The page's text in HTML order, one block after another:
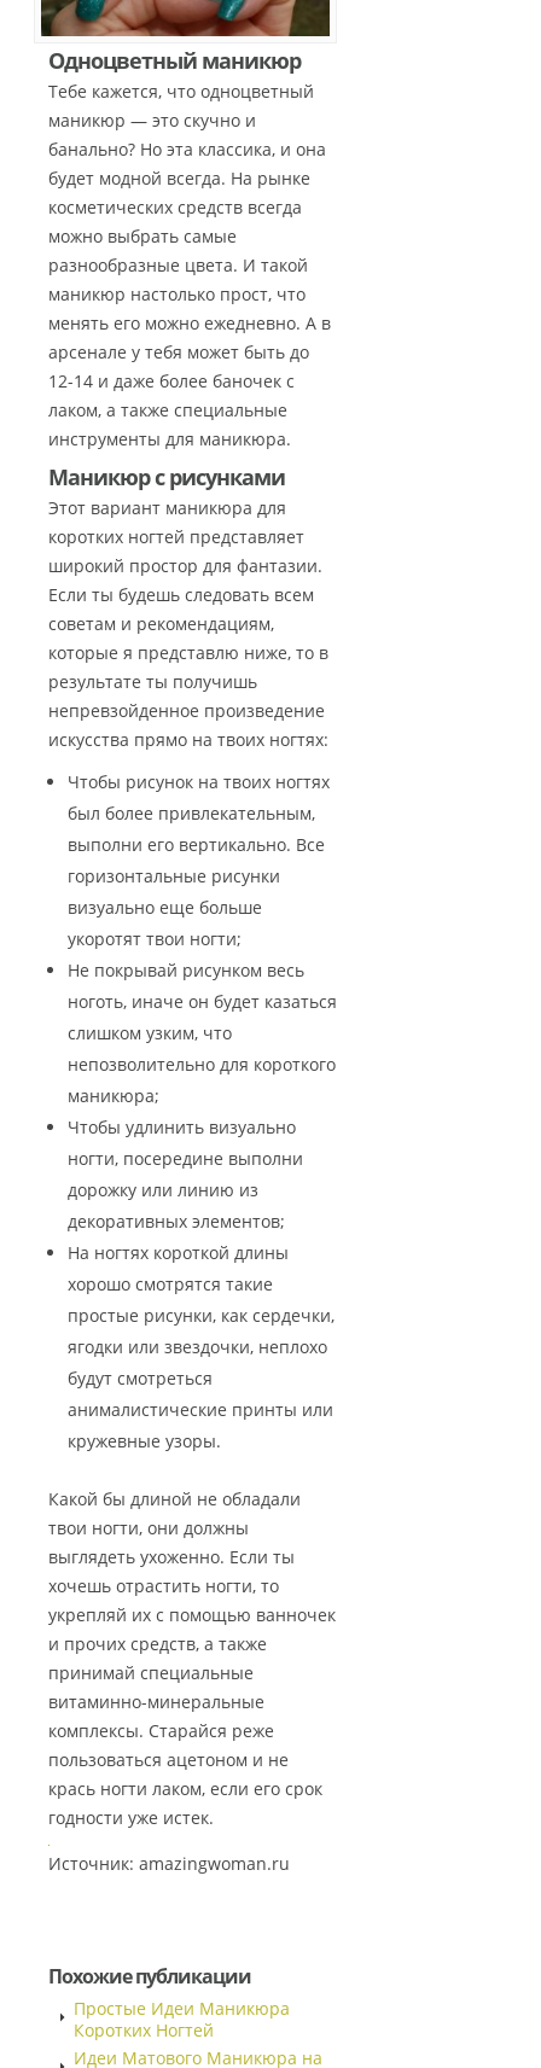
Одноцветный маникюр
Тебе кажется, что одноцветный
маникюр — это скучно и
банально? Но эта классика, и она
будет модной всегда. На рынке
косметических средств всегда
можно выбрать самые
разнообразные цвета. И такой
маникюр настолько прост, что
менять его можно ежедневно. А в
арсенале у тебя может быть до
12-14 и даже более баночек с
лаком, а также специальные
инструменты для маникюра.
Маникюр с рисунками
Этот вариант маникюра для
коротких ногтей представляет
широкий простор для фантазии.
Если ты будешь следовать всем
советам и рекомендациям,
которые я представлю ниже, то в
результате ты получишь
непревзойденное произведение
искусства прямо на твоих ногтях:
Чтобы рисунок на твоих ногтях
был более привлекательным,
выполни его вертикально. Все
горизонтальные рисунки
визуально еще больше
укоротят твои ногти;
Не покрывай рисунком весь
ноготь, иначе он будет казаться
слишком узким, что
непозволительно для короткого
маникюра;
Чтобы удлинить визуально
ногти, посередине выполни
дорожку или линию из
декоративных элементов;
На ногтях короткой длины
хорошо смотрятся такие
простые рисунки, как сердечки,
ягодки или звездочки, неплохо
будут смотреться
анималистические принты или
кружевные узоры.
Какой бы длиной не обладали
твои ногти, они должны
выглядеть ухоженно. Если ты
хочешь отрастить ногти, то
укрепляй их с помощью ванночек
и прочих средств, а также
принимай специальные
витаминно-минеральные
комплексы. Старайся реже
пользоваться ацетоном и не
крась ногти лаком, если его срок
годности уже истек.
Источник: amazingwoman.ru
Похожие публикации
Простые Идеи Маникюра
Коротких Ногтей
Идеи Матового Маникюра на